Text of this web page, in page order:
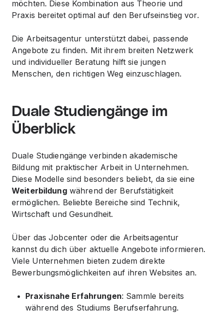
möchten. Diese Kombination aus Theorie und
Praxis bereitet optimal auf den Berufseinstieg vor.
Die Arbeitsagentur unterstützt dabei, passende
Angebote zu finden. Mit ihrem breiten Netzwerk
und individueller Beratung hilft sie jungen
Menschen, den richtigen Weg einzuschlagen.
Duale Studiengänge im
Überblick
Duale Studiengänge verbinden akademische
Bildung mit praktischer Arbeit in Unternehmen.
Diese Modelle sind besonders beliebt, da sie eine
Weiterbildungwährend der Berufstätigkeit
ermöglichen. Beliebte Bereiche sind Technik,
Wirtschaft und Gesundheit.
Über dasJobcenter oder die Arbeitsagentur
kannst du dich über aktuelle Angebote informieren.
Viele Unternehmen bieten zudem direkte
Bewerbungsmöglichkeiten auf ihren Websites an.
Praxisnahe Erfahrungen: Sammle bereits
während des Studiums Berufserfahrung.